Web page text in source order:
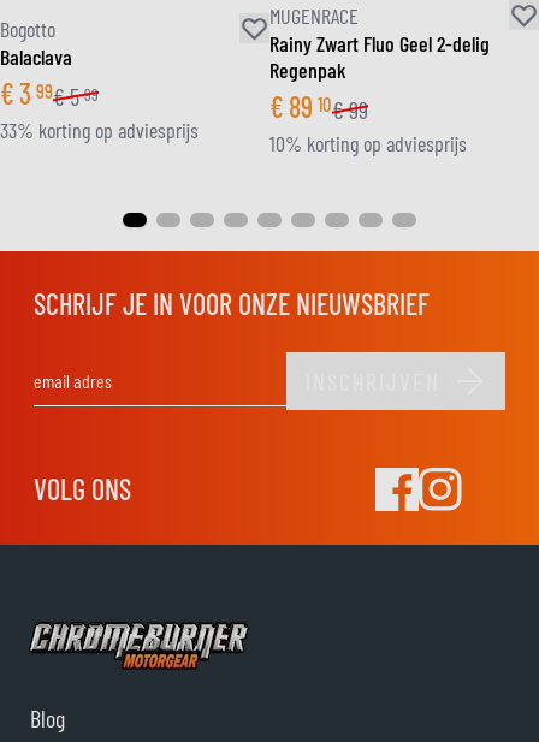
Bogotto
Balaclava
€3 99€5 99
33% korting op adviesprijs
MUGENRACE
Rainy Zwart Fluo Geel 2-delig
Regenpak
€ 89 10€99
10% korting op adviesprijs
SCHRIJF JE IN VOOR ONZE NIEUWSBRIEF
VOLG ONS
Blog